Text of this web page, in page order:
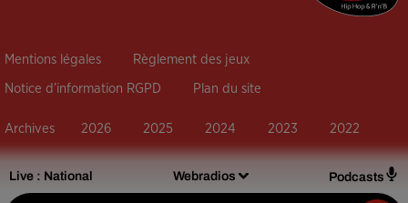
Live : National Webradios Podcasts
Mentions légales Règlement des jeux
Notice d’information RGPD Plan du site
Archives 2026 2025 2024 2023 2022